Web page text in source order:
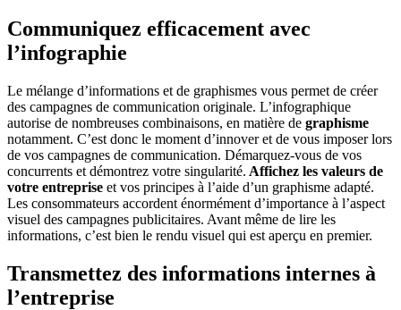
Communiquez efficacement avec
l’infographie
Le mélange d’informations et de graphismes vous permet de créer
des campagnes de communication originale. L’infographique
autorise de nombreuses combinaisons, en matière de graphisme
notamment. C’est donc le moment d’innover et de vous imposer lors
de vos campagnes de communication. Démarquez-vous de vos
concurrents et démontrez votre singularité. Affichez les valeurs de
votre entreprise et vos principes à l’aide d’un graphisme adapté.
Les consommateurs accordent énormément d’importance à l’aspect
visuel des campagnes publicitaires. Avant même de lire les
informations, c’est bien le rendu visuel qui est aperçu en premier.
Transmettez des informations internes à
l’entreprise